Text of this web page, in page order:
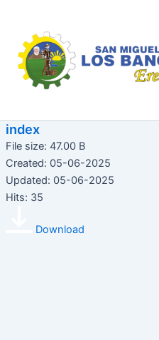
contenido
index
File size: 47.00 B
Created: 05-06-2025
Updated: 05-06-2025
Hits: 35
Download